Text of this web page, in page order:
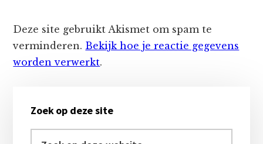
Deze site gebruikt Akismet om spam te
verminderen. Bekijk hoe je reactie gegevens
worden verwerkt.
Sidebar
Zoek op deze site